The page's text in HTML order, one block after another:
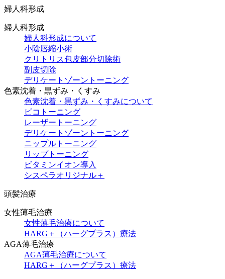
婦人科形成
婦人科形成
婦人科形成について
小陰唇縮小術
クリトリス包皮部分切除術
副皮切除
デリケートゾーントーニング
色素沈着・黒ずみ・くすみ
色素沈着・黒ずみ・くすみについて
ピコトーニング
レーザートーニング
デリケートゾーントーニング
ニップルトーニング
リップトーニング
ビタミンイオン導入
シスペラオリジナル＋
頭髪治療
女性薄毛治療
女性薄毛治療について
HARG＋（ハーグプラス）療法
AGA薄毛治療
AGA薄毛治療について
HARG＋（ハーグプラス）療法